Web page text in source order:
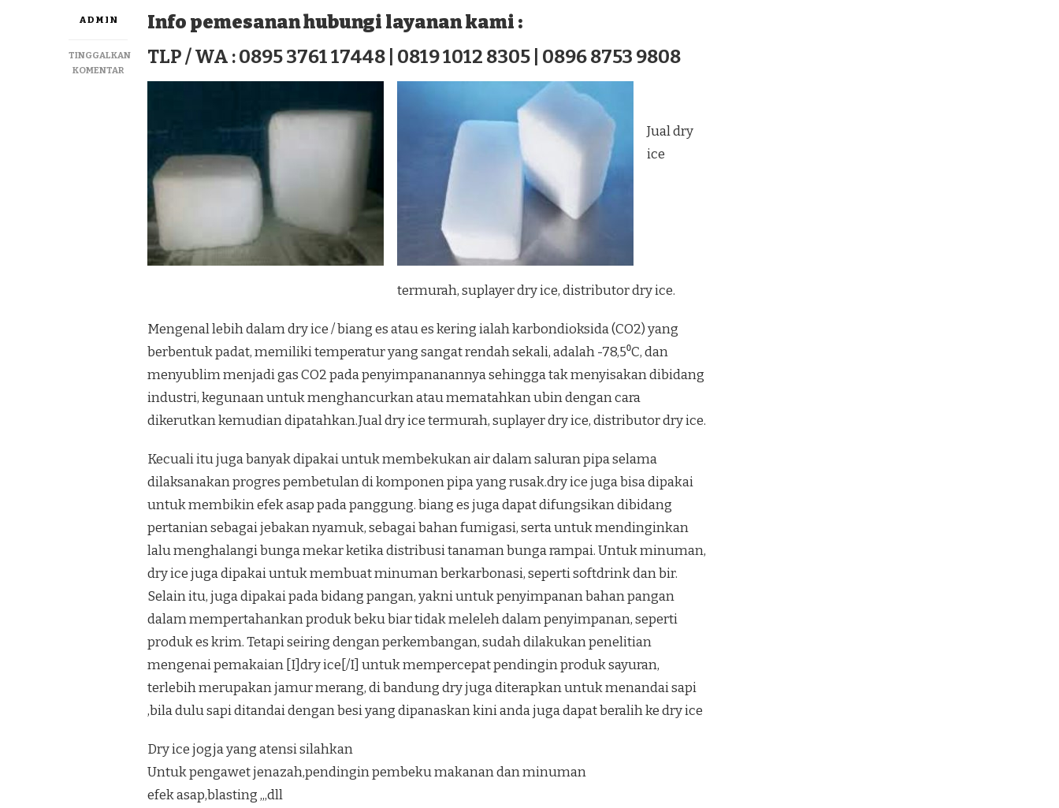
ADMIN
TINGGALKAN
KOMENTARPADA
TERMURAH
WANOKAKA
Info pemesanan hubungi layanan kami :
TLP / WA : 0895 3761 17448 | 0819 1012 8305 | 0896 8753 9808
Jual dry
ice
termurah, suplayer dry ice, distributor dry ice.
Mengenal lebih dalam dry ice / biang es atau es kering ialah karbondioksida (CO2) yang
berbentuk padat, memiliki temperatur yang sangat rendah sekali, adalah -78,5⁰C, dan
menyublim menjadi gas CO2 pada penyimpananannya sehingga tak menyisakan dibidang
industri, kegunaan untuk menghancurkan atau mematahkan ubin dengan cara
dikerutkan kemudian dipatahkan.Jual dry ice termurah, suplayer dry ice, distributor dry ice.
Kecuali itu juga banyak dipakai untuk membekukan air dalam saluran pipa selama
dilaksanakan progres pembetulan di komponen pipa yang rusak.dry ice juga bisa dipakai
untuk membikin efek asap pada panggung. biang es juga dapat difungsikan dibidang
pertanian sebagai jebakan nyamuk, sebagai bahan fumigasi, serta untuk mendinginkan
lalu menghalangi bunga mekar ketika distribusi tanaman bunga rampai. Untuk minuman,
dry ice juga dipakai untuk membuat minuman berkarbonasi, seperti softdrink dan bir.
Selain itu, juga dipakai pada bidang pangan, yakni untuk penyimpanan bahan pangan
dalam mempertahankan produk beku biar tidak meleleh dalam penyimpanan, seperti
produk es krim. Tetapi seiring dengan perkembangan, sudah dilakukan penelitian
mengenai pemakaian [I]dry ice[/I] untuk mempercepat pendingin produk sayuran,
terlebih merupakan jamur merang, di bandung dry juga diterapkan untuk menandai sapi
,bila dulu sapi ditandai dengan besi yang dipanaskan kini anda juga dapat beralih ke dry ice
Dry ice jogja yang atensi silahkan
Untuk pengawet jenazah,pendingin pembeku makanan dan minuman
efek asap,blasting ,,,dll